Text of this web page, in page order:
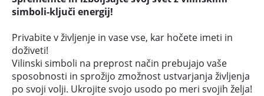
simboli-ključi energij!
Privabite v življenje in vase vse, kar hočete imeti in
doživeti!
Vilinski simboli na preprost način prebujajo vaše
sposobnosti in sprožijo zmožnost ustvarjanja življenja
po svoji volji. Ukrojite svojo usodo po meri svojih želja!